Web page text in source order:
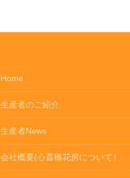
Home
生産者のご紹介
生産者News
会社概要(心斎橋花房について）